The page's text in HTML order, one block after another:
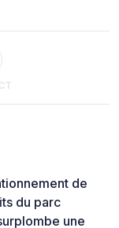
de
du parc
une